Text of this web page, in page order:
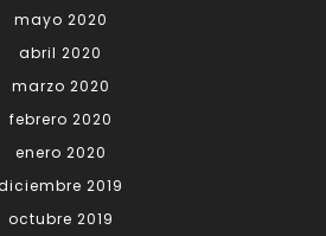
mayo 2020
abril 2020
marzo 2020
febrero 2020
enero 2020
2019
octubre 2019